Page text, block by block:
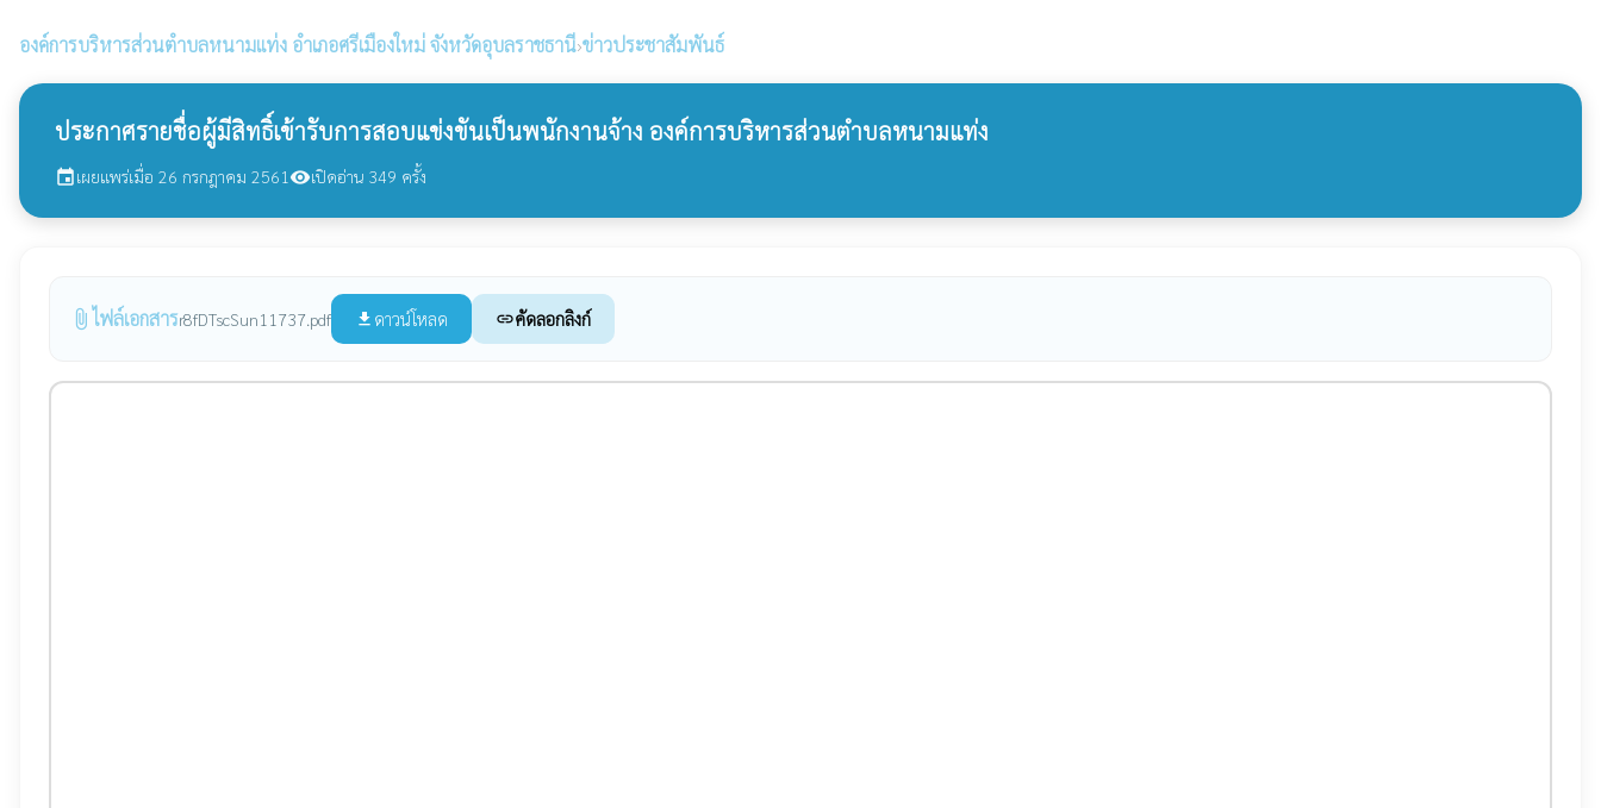
องค์การบริหารส่วนตำบลหนามแท่ง อำเภอศรีเมืองใหม่ จังหวัดอุบลราชธานี›ข่าวประชาสัมพันธ์
ประกาศรายชื่อผู้มีสิทธิ์เข้ารับการสอบแข่งขันเป็นพนักงานจ้าง องค์การบริหารส่วนตำบลหนามแท่ง
eventเผยแพร่เมื่อ 26 กรกฎาคม 2561 visibilityเปิดอ่าน 349 ครั้ง
attach_file ไฟล์เอกสารr8fDTscSun11737.pdf file_download ดาวน์โหลด linkคัดลอกลิงก์